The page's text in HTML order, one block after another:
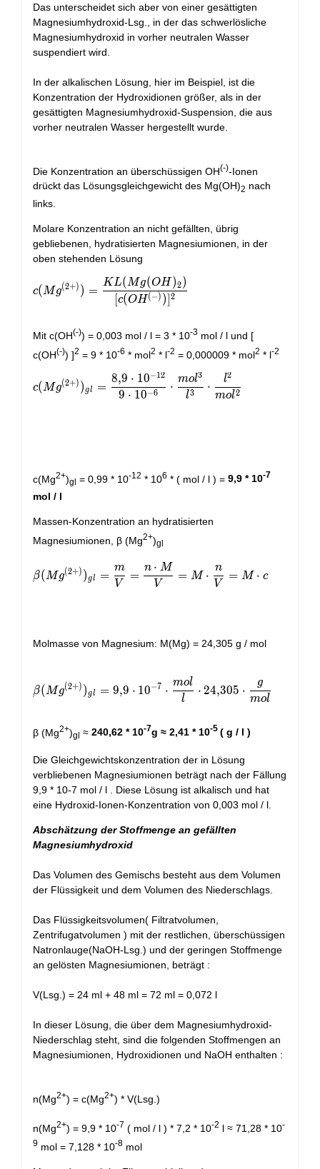
Das unterscheidet sich aber von einer gesättigten
Magnesiumhydroxid-Lsg., in der das schwerlösliche
Magnesiumhydroxid in vorher neutralen Wasser
suspendiert wird.
In der alkalischen Lösung, hier im Beispiel, ist die
Konzentration der Hydroxidionen größer, als in der
gesättigten Magnesiumhydroxid-Suspension, die aus
vorher neutralen Wasser hergestellt wurde.
Die Konzentration an überschüssigen OH(-)-Ionen
drückt das Lösungsgleichgewicht des Mg(OH)2 nach
links.
Molare Konzentration an nicht gefällten, übrig
gebliebenen, hydratisierten Magnesiumionen, in der
oben stehenden Lösung
c(Mg^{(2+)}) =
c(Mg(2+) ) =
[c(OH ( −) )]2
KL(Mg(OH )2 )
Mit c(OH(-)) = 0,003 mol / l = 3 * 10-3 mol / l und [
c(OH(-)) ]2 = 9 * 10-6 * mol2 * l-2 = 0,000009 * mol2 * l-2
c(Mg^{(2+)})_{gl} = \dfrac{8,9\cdot 10^{-
c(Mg(2+) )gl =
9 ⋅ 10−6
8,9 ⋅ 10−12
⋅
l3
mol3
⋅
mol2
l2
c(Mg2+)gl = 0,99 * 10-12 * 106 * ( mol / l ) = 9,9 * 10-7
mol / l
Massen-Konzentration an hydratisierten
Magnesiumionen, β (Mg2+)gl
\beta(Mg^{(2+)})_{gl} = \frac{m}{V} =
β(Mg(2+) )gl =
V
m
=
V
n ⋅ M
= M ⋅
V
n
= M ⋅ c
Molmasse von Magnesium: M(Mg) = 24,305 g / mol
\beta(Mg^{(2+)})_{gl} = 9,9\cdot 10^{-7}\cdot
β(Mg(2+) )gl = 9,9 ⋅ 10−7 ⋅
l
mol
⋅ 24,305 ⋅
mol
g
β (Mg2+)gl ≈ 240,62 * 10-7g ≈ 2,41 * 10-5 ( g / l )
Die Gleichgewichtskonzentration der in Lösung
verbliebenen Magnesiumionen beträgt nach der Fällung
9,9 * 10-7 mol / l . Diese Lösung ist alkalisch und hat
eine Hydroxid-Ionen-Konzentration von 0,003 mol / l.
Abschätzung der Stoffmenge an gefällten
Magnesiumhydroxid
Das Volumen des Gemischs besteht aus dem Volumen
der Flüssigkeit und dem Volumen des Niederschlags.
Das Flüssigkeitsvolumen( Filtratvolumen,
Zentrifugatvolumen ) mit der restlichen, überschüssigen
Natronlauge(NaOH-Lsg.) und der geringen Stoffmenge
an gelösten Magnesiumionen, beträgt :
V(Lsg.) = 24 ml + 48 ml = 72 ml = 0,072 l
In dieser Lösung, die über dem Magnesiumhydroxid-
Niederschlag steht, sind die folgenden Stoffmengen an
Magnesiumionen, Hydroxidionen und NaOH enthalten :
n(Mg2+) = c(Mg2+) * V(Lsg.)
n(Mg2+) = 9,9 * 10-7 ( mol / l ) * 7,2 * 10-2 l ≈ 71,28 * 10-
9 mol = 7,128 * 10-8 mol